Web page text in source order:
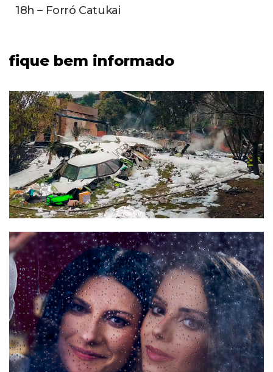
18h – Forró Catukai
fique bem informado